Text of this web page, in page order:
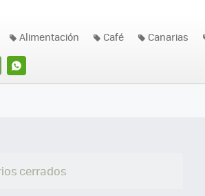
WHATSAPP
Alimentación Café Canarias
cerrados